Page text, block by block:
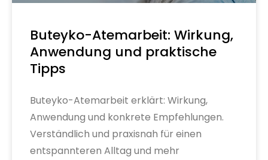
Buteyko-Atemarbeit: Wirkung,
Anwendung und praktische
Tipps
Buteyko-Atemarbeit erklärt: Wirkung,
Anwendung und konkrete Empfehlungen.
Verständlich und praxisnah für einen
entspannteren Alltag und mehr